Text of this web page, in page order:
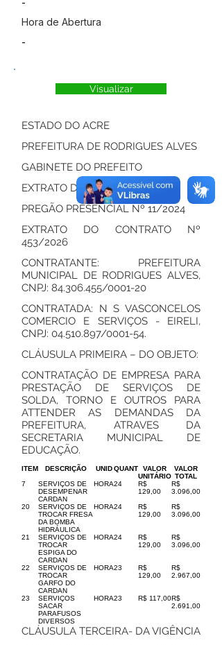
-
Hora de Abertura
-
Visualizar
ESTADO DO ACRE
PREFEITURA DE RODRIGUES ALVES
GABINETE DO PREFEITO
EXTRATO DO CONTRATO
PREGÃO PRESENCIAL Nº 11/2024
EXTRATO DO CONTRATO Nº
453/2026
CONTRATANTE: PREFEITURA
MUNICIPAL DE RODRIGUES ALVES,
CNPJ: 84.306.455/0001-20
CONTRATADA: N S VASCONCELOS
COMERCIO E SERVIÇOS - EIRELI,
CNPJ: 04.510.897/0001-54.
CLÁUSULA PRIMEIRA – DO OBJETO:
CONTRATAÇÃO DE EMPRESA PARA
PRESTAÇÃO DE SERVIÇOS DE
SOLDA, TORNO E OUTROS PARA
ATTENDER AS DEMANDAS DA
PREFEITURA, ATRAVES DA
SECRETARIA MUNICIPAL DE
EDUCAÇÃO.
ITEM DESCRIÇÃO UNID QUANT
VALOR
UNITÁRIO
VALOR
TOTAL
7
SERVIÇOS DE
DESEMPENAR
CARDAN
HORA24
R$
129,00
R$
3.096,00
20
SERVIÇOS DE
TROCAR FRESA
DA BOMBA
HIDRÁULICA
HORA24
R$
129,00
R$
3.096,00
21
SERVIÇOS DE
TROCAR
ESPIGA DO
CARDAN
HORA24
R$
129,00
R$
3.096,00
22
SERVIÇOS DE
TROCAR
GARFO DO
CARDAN
HORA23
R$
129,00
R$
2.967,00
23
SERVIÇOS
SACAR
PARAFUSOS
DIVERSOS
HORA23 R$ 117,00R$
2.691,00
CLÁUSULA TERCEIRA- DA VIGÊNCIA